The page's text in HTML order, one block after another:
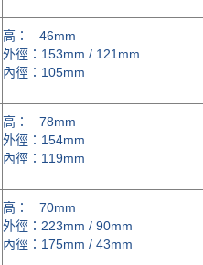
高： 46mm
外徑：153mm / 121mm
內徑：105mm
高： 78mm
外徑：154mm
內徑：119mm
高： 70mm
外徑：223mm / 90mm
內徑：175mm / 43mm